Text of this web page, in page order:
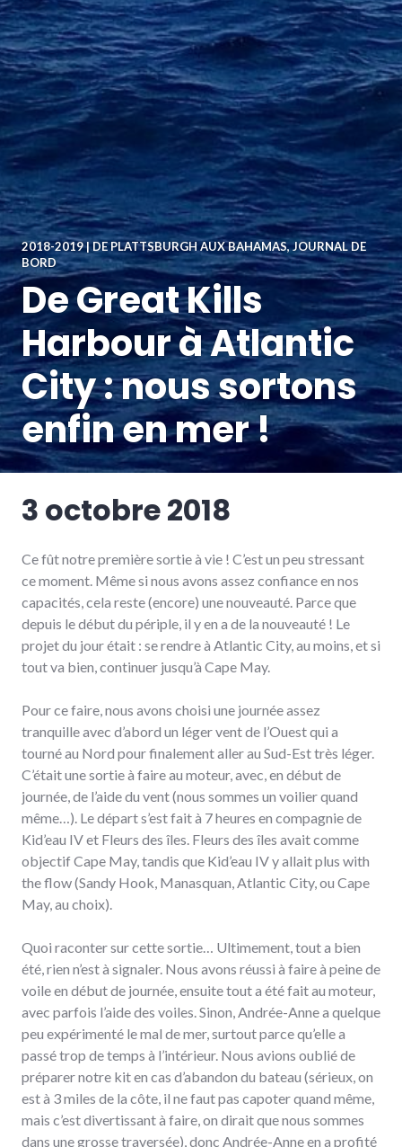
2018-2019 | DE PLATTSBURGH AUX BAHAMAS,JOURNAL DE
BORD
De Great Kills
Harbour à Atlantic
City : nous sortons
enfin en mer !
3 octobre 2018
Ce fût notre première sortie à vie ! C’est un peu stressant
ce moment. Même si nous avons assez confiance en nos
capacités, cela reste (encore) une nouveauté. Parce que
depuis le début du périple, il y en a de la nouveauté ! Le
projet du jour était : se rendre à Atlantic City, au moins, et si
tout va bien, continuer jusqu’à Cape May.
Pour ce faire, nous avons choisi une journée assez
tranquille avec d’abord un léger vent de l’Ouest qui a
tourné au Nord pour finalement aller au Sud-Est très léger.
C’était une sortie à faire au moteur, avec, en début de
journée, de l’aide du vent (nous sommes un voilier quand
même…). Le départ s’est fait à 7 heures en compagnie de
Kid’eau IV et Fleurs des îles. Fleurs des îles avait comme
objectif Cape May, tandis que Kid’eau IV y allait plus with
the flow (Sandy Hook, Manasquan, Atlantic City, ou Cape
May, au choix).
Quoi raconter sur cette sortie… Ultimement, tout a bien
été, rien n’est à signaler. Nous avons réussi à faire à peine de
voile en début de journée, ensuite tout a été fait au moteur,
avec parfois l’aide des voiles. Sinon, Andrée-Anne a quelque
peu expérimenté le mal de mer, surtout parce qu’elle a
passé trop de temps à l’intérieur. Nous avions oublié de
préparer notre kit en cas d’abandon du bateau (sérieux, on
est à 3 miles de la côte, il ne faut pas capoter quand même,
mais c’est divertissant à faire, on dirait que nous sommes
dans une grosse traversée), donc Andrée-Anne en a profité